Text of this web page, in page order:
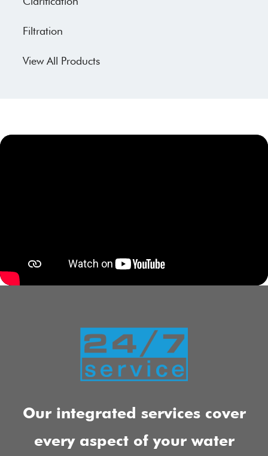
Filtration
View All Products
Our integrated services cover
every aspect of your water